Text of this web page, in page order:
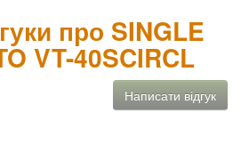
про SINGLE
VT-40SCIRCL
Написати відгук